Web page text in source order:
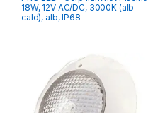
18W, 12V AC/DC, 3000K (alb
cald), alb, IP68